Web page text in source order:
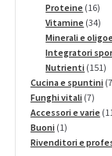
Proteine 1616
Vitamine 3434
Minerali e
Integratori
Nutrienti 151151
Cucina e spuntini 7
Funghi vitali 77
Accessori e varie
Buoni 11
prodotto
Rivenditori e